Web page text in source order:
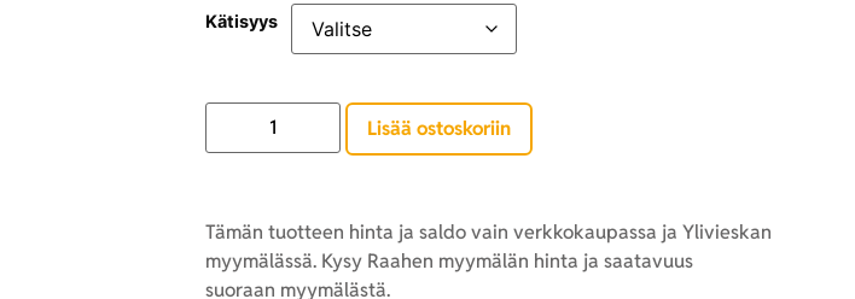
Kätisyys
Lisää ostoskoriin
Tämän tuotteen hinta ja saldo vain verkkokaupassa ja Ylivieskan
myymälässä. Kysy Raahen myymälän hinta ja saatavuus
suoraan myymälästä.